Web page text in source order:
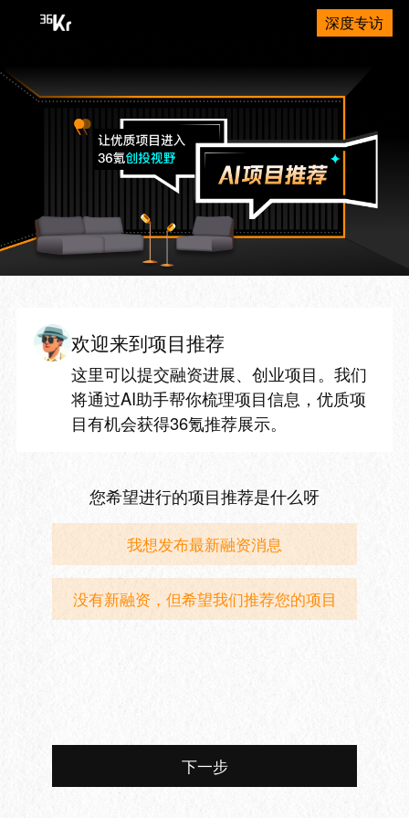
深度专访
欢迎来到项目推荐
这里可以提交融资进展、创业项目。我们
将通过AI助手帮你梳理项目信息，优质项
目有机会获得36氪推荐展示。
您希望进行的项目推荐是什么呀
我想发布最新融资消息
没有新融资，但希望我们推荐您的项目
下一步